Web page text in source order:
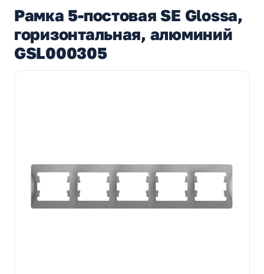
Рамка 5-постовая SE Glossa,
горизонтальная, алюминий
GSL000305